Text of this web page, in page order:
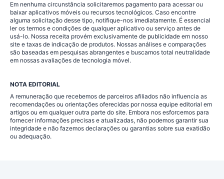
Em nenhuma circunstância solicitaremos pagamento para acessar ou
baixar aplicativos móveis ou recursos tecnológicos. Caso encontre
alguma solicitação desse tipo, notifique-nos imediatamente. É essencial
ler os termos e condições de qualquer aplicativo ou serviço antes de
usá-lo. Nossa receita provém exclusivamente de publicidade em nosso
site e taxas de indicação de produtos. Nossas análises e comparações
são baseadas em pesquisas abrangentes e buscamos total neutralidade
em nossas avaliações de tecnologia móvel.
NOTA EDITORIAL
A remuneração que recebemos de parceiros afiliados não influencia as
recomendações ou orientações oferecidas por nossa equipe editorial em
artigos ou em qualquer outra parte do site. Embora nos esforcemos para
fornecer informações precisas e atualizadas, não podemos garantir sua
integridade e não fazemos declarações ou garantias sobre sua exatidão
ou adequação.